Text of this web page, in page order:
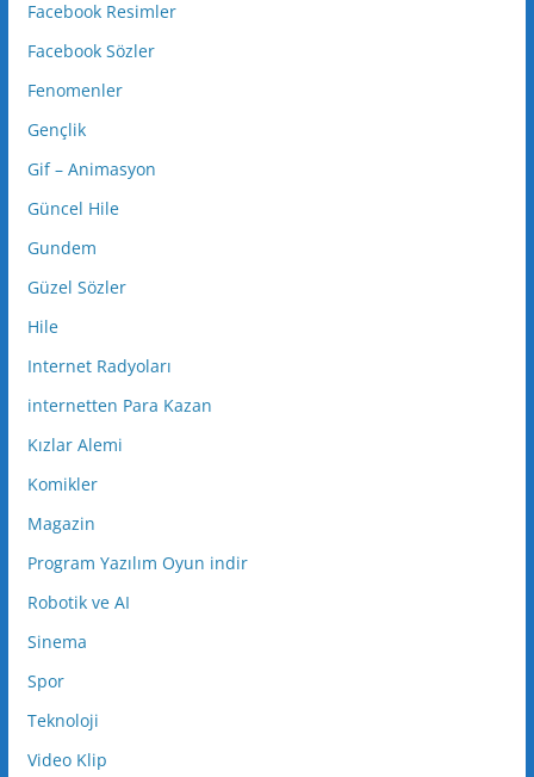
Facebook Resimler
Facebook Sözler
Fenomenler
Gençlik
Gif – Animasyon
Güncel Hile
Gundem
Güzel Sözler
Hile
Internet Radyoları
internetten Para Kazan
Kızlar Alemi
Komikler
Magazin
Program Yazılım Oyun indir
Robotik ve AI
Sinema
Spor
Teknoloji
Video Klip